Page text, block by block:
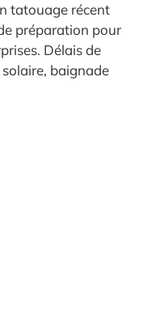
tatouage récent
préparation pour
Délais de
baignade